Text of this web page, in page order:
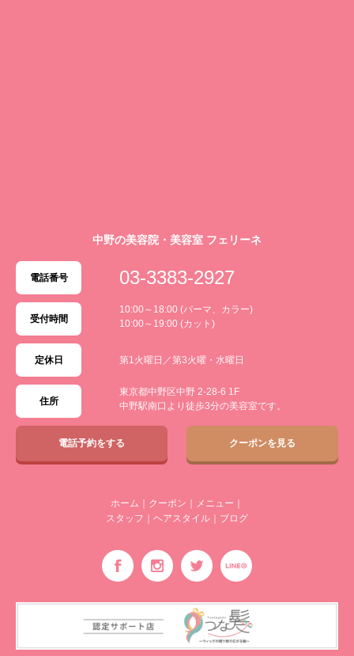
中野の美容院・美容室 フェリーネ
電話番号 03-3383-2927
受付時間
10:00～18:00 (パーマ、カラー)
10:00～19:00 (カット)
定休日 第1火曜日／第3火曜・水曜日
住所
東京都中野区中野 2-28-6 1F
中野駅南口より徒歩3分の美容室です。
電話予約をする クーポンを見る
ホーム クーポン メニュー
スタッフ
ヘアスタイル ブログ